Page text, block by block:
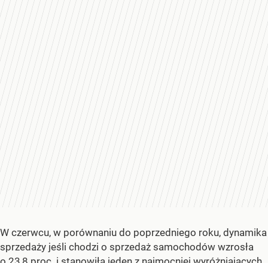
W czerwcu, w porównaniu do poprzedniego roku, dynamika
sprzedaży jeśli chodzi o sprzedaż samochodów wzrosła